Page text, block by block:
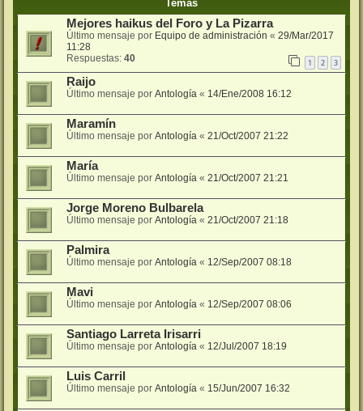
Temas
Mejores haikus del Foro y La Pizarra
Último mensaje por Equipo de administración « 29/Mar/2017
11:28
Respuestas: 40 1 2 3
Raijo
Último mensaje por Antología « 14/Ene/2008 16:12
Maramín
Último mensaje por Antología « 21/Oct/2007 21:22
María
Último mensaje por Antología « 21/Oct/2007 21:21
Jorge Moreno Bulbarela
Último mensaje por Antología « 21/Oct/2007 21:18
Palmira
Último mensaje por Antología « 12/Sep/2007 08:18
Mavi
Último mensaje por Antología « 12/Sep/2007 08:06
Santiago Larreta Irisarri
Último mensaje por Antología « 12/Jul/2007 18:19
Luis Carril
Último mensaje por Antología « 15/Jun/2007 16:32